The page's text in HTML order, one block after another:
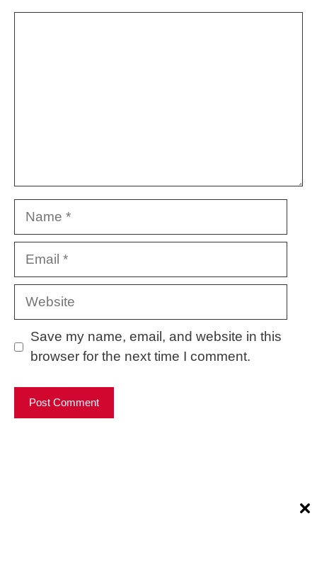
Name
Email
Website
Save my name, email, and website in this
browser for the next time I comment.